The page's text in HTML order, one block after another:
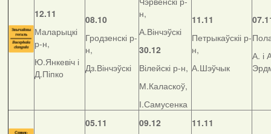
12.11
Маларыцкі
р-н,
Ю.Янкевіч і
Д.Піпко
08.10
Гродзенскі р-
н,
Дз.Вінчэўскі
н,
А.Вінчэўскі
30.12
Вілейскі р-н,
М.Каласкоў,
І.Самусенка
11.11
Петрыкаўскіі р-
н,
А.Шэўчык
А. і
05.11
09.12
11.11